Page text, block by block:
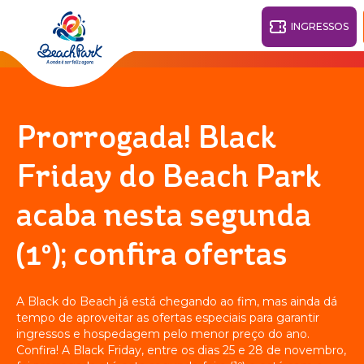
PARQUES
RESORTS
VILA AZUL DO MAR
O DESTINO
Fortaleza - CE 28°
INGRESSOS
Voltar
PARK
RESORT
Prorrogada! Black
Friday do Beach Park
acaba nesta segunda
(1º); confira ofertas
A Black do Beach já está chegando ao fim, mas ainda dá
tempo de aproveitar as ofertas especiais para garantir
ingressos e hospedagem pelo menor preço do ano.
Confira! A Black Friday, entre os dias 25 e 28 de novembro,